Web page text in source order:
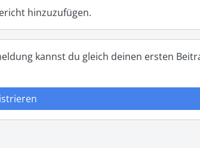
hinzuzufügen.
kannst du gleich deinen ersten